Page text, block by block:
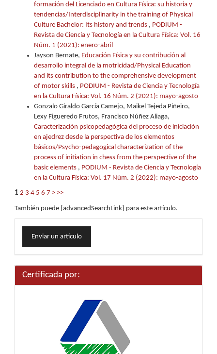
formación del Licenciado en Cultura Física: su historia y
tendencias/Interdisciplinarity in the training of Physical
Culture Bachelor: Its history and trends , PODIUM -
Revista de Ciencia y Tecnología en la Cultura Física: Vol. 16
Núm. 1 (2021): enero-abril
Jayson Bernate, Educación Física y su contribución al
desarrollo integral de la motricidad/Physical Education
and its contribution to the comprehensive development
of motor skills , PODIUM - Revista de Ciencia y Tecnología
en la Cultura Física: Vol. 16 Núm. 2 (2021): mayo-agosto
Gonzalo Giraldo García Camejo, Maikel Tejeda Piñeiro,
Lexy Figueredo Frutos, Francisco Núñez Aliaga,
Caracterización psicopedagógica del proceso de iniciación
en ajedrez desde la perspectiva de los elementos
básicos/Psycho-pedagogical characterization of the
process of initiation in chess from the perspective of the
basic elements , PODIUM - Revista de Ciencia y Tecnología
en la Cultura Física: Vol. 17 Núm. 2 (2022): mayo-agosto
1 2 3 4 5 6 7 > >>
También puede {advancedSearchLink} para este artículo.
Enviar
unEnviar un artículo
Certificada por: